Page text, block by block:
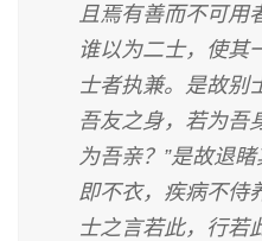
且焉有善而不可用
谁以为二士，使其
士者执兼。是故别
吾友之身，若为吾
为吾亲？”是故退
即不衣，疾病不侍
士之言若此，行若